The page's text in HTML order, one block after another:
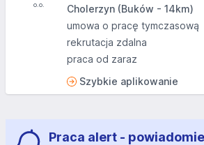
Cholerzyn (Buków - 14km)
umowa o pracę tymczasową
rekrutacja zdalna
praca od zaraz
Szybkie aplikowanie
Praca alert -